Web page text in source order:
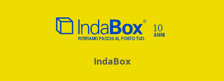
IndaBox